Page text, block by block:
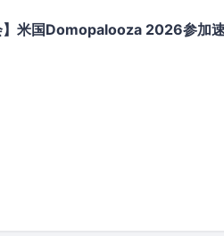
米国Domopalooza 2026参加